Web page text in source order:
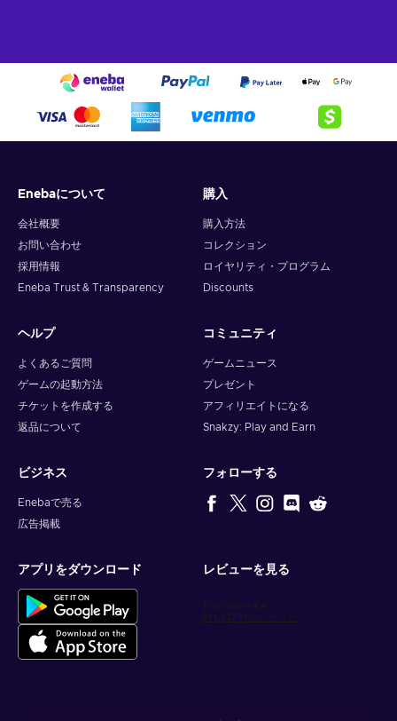
Enebaについて
会社概要
お問い合わせ
採用情報
Eneba Trust & Transparency
購入
購入方法
コレクション
ロイヤリティ・プログラム
Discounts
ヘルプ
よくあるご質問
ゲームの起動方法
チケットを作成する
返品について
コミュニティ
ゲームニュース
プレゼント
アフィリエイトになる
Snakzy: Play and Earn
ビジネス
Enebaで売る
広告掲載
フォローする
アプリをダウンロード レビューを見る